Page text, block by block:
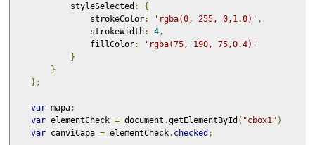
            styleSelected
:
{
                strokeColor
: 'rgba(0, 255, 0,1.0)' ,
                strokeWidth
: 4 ,
                fillColor
:
'rgba(75, 190, 75,0.4)'
}
}
};
var mapa;
var elementCheck = document .getElementById ( "cbox1" )
var canviCapa = elementCheck. checked ;